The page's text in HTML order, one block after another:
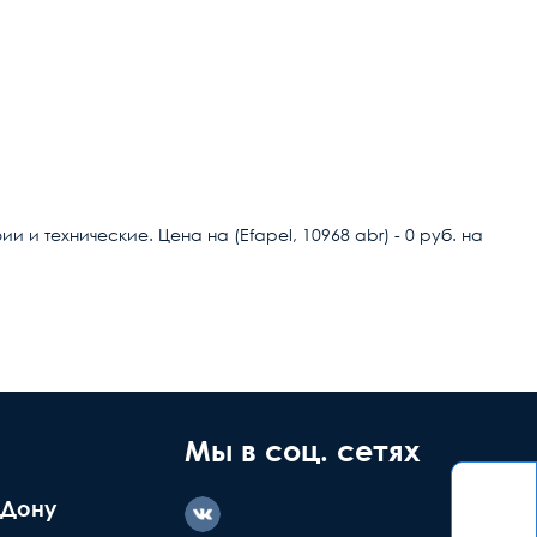
и технические. Цена на (Efapel, 10968 abr) - 0 руб. на
Мы в соц. сетях